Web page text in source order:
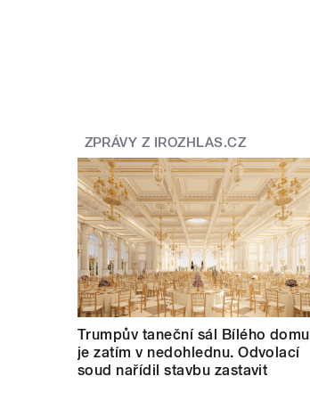
pause
ZPRÁVY Z IROZHLAS.CZ
Trumpův taneční sál Bílého domu
je zatím v nedohlednu. Odvolací
soud nařídil stavbu zastavit